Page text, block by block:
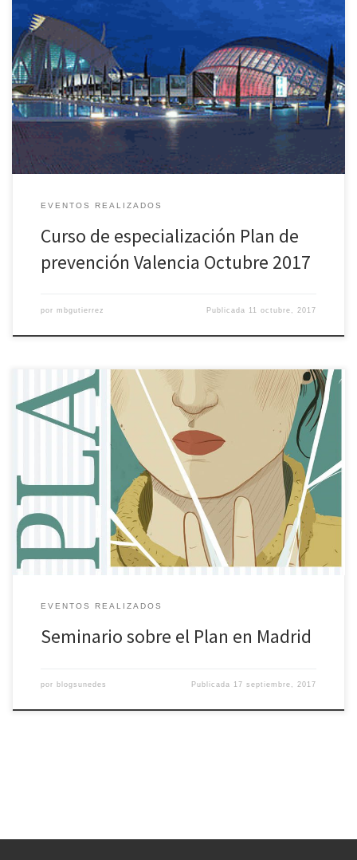
Curso de especialización para profesionales y gestores de los
Centros de Atención a Personas con Discapacidad Intelectual de la
Comunidad […]
EVENTOS REALIZADOS
Curso de especialización Plan de
prevención Valencia Octubre 2017
por mbgutierrez Publicada 11 octubre, 2017
Seminario técnico para la puesta en marcha de un «Plan de
Prevención y Actuación ante en maltrato en los centros […]
EVENTOS REALIZADOS
Seminario sobre el Plan en Madrid
por blogsunedes Publicada 17 septiembre, 2017